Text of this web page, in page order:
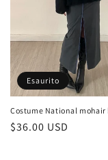
Esaurito
Costume National
Prezzo
$36.00 USD